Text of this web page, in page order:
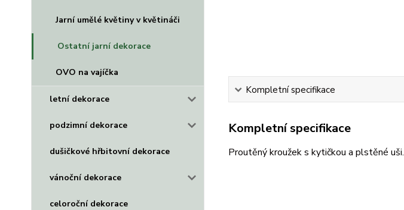
Jarní umělé květiny v květináči
Ostatní jarní dekorace
OVO na vajíčka
letní dekorace
podzimní dekorace
dušičkové hřbitovní dekorace
vánoční dekorace
celoroční dekorace
Kompletní specifikace
Kompletní specifikace
Proutěný kroužek s kytičkou a plstěné uši.